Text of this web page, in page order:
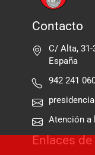
Contacto
C/ Alta, 31-
España
942 241
Atención a
Enlaces